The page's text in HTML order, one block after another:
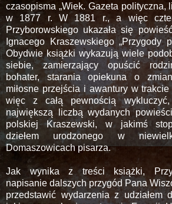
czasopisma „Wiek. Gazeta polityczna,
w 1877 r. W 1881 r., a więc
Przyborowskiego ukazała się
Ignacego Kraszewskiego „Przygody
Obydwie książki wykazują wiele
siebie, zamierzający opuścić
bohater, starania opiekuna o
miłosne przejścia i awantury w
więc z całą pewnością
największą liczbą wydanych
polskiej Kraszewski, w jakimś
dziełem urodzonego w
Domaszowicach pisarza.
Jak wynika z treści książki,
napisanie dalszych przygód Pana
przedstawić wydarzenia z udziałem